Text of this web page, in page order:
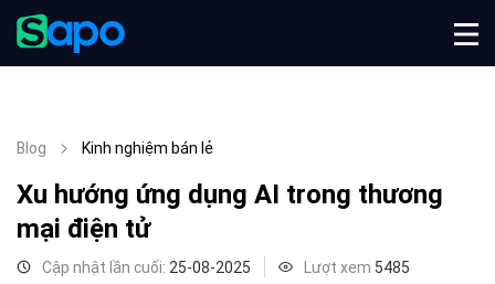
Blog Kinh nghiệm bán lẻ
Xu hướng ứng dụng AI trong thương
mại điện tử
Cập nhật lần cuối: 25-08-2025 Lượt xem 5485